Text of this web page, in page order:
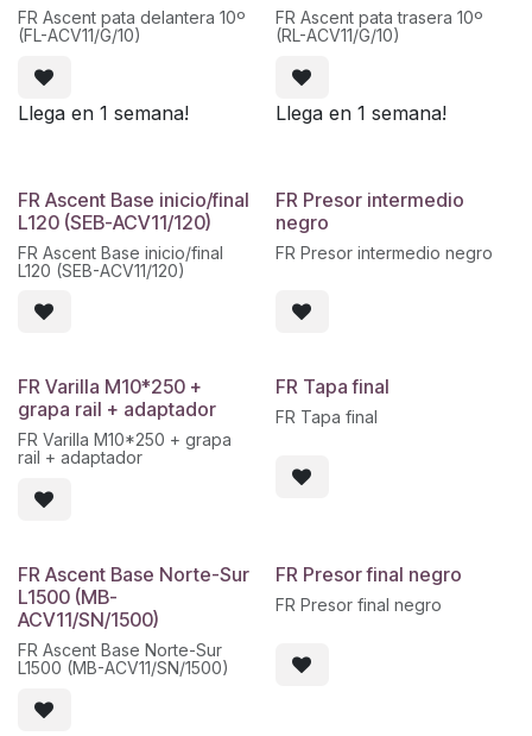
FR Ascent pata delantera 10º
(FL-ACV11/G/10)
Llega en 1 semana!
FR Ascent pata trasera 10º
(RL-ACV11/G/10)
Llega en 1 semana!
FR Ascent Base inicio/final
L120 (SEB-ACV11/120)
FR Ascent Base inicio/final
L120 (SEB-ACV11/120)
FR Presor intermedio
negro
FR Presor intermedio negro
FR Varilla M10*250 +
grapa rail + adaptador
FR Varilla M10*250 + grapa
rail + adaptador
FR Tapa final
FR Tapa final
FR Ascent Base Norte-Sur
L1500 (MB-
ACV11/SN/1500)
FR Ascent Base Norte-Sur
L1500 (MB-ACV11/SN/1500)
FR Presor final negro
FR Presor final negro